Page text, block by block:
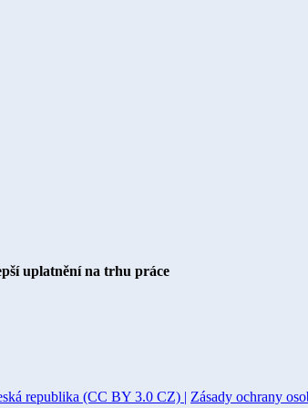
uplatnění na trhu práce
republika (CC BY 3.0 CZ) | Zásady ochrany